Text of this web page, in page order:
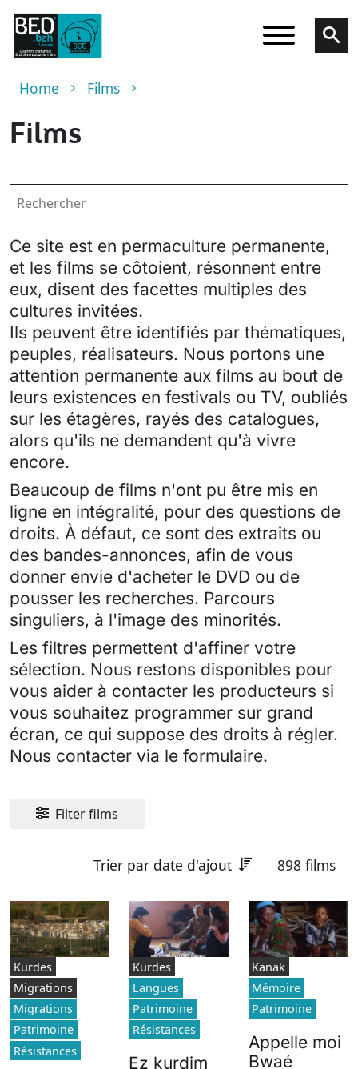
Skip to main content
Breadcrumb
Home Films
Films
Ce site est en permaculture permanente,
et les films se côtoient, résonnent entre
eux, disent des facettes multiples des
cultures invitées.
Ils peuvent être identifiés par thématiques,
peuples, réalisateurs. Nous portons une
attention permanente aux films au bout de
leurs existences en festivals ou TV, oubliés
sur les étagères, rayés des catalogues,
alors qu'ils ne demandent qu'à vivre
encore.
Beaucoup de films n'ont pu être mis en
ligne en intégralité, pour des questions de
droits. À défaut, ce sont des extraits ou
des bandes-annonces, afin de vous
donner envie d'acheter le DVD ou de
pousser les recherches. Parcours
singuliers, à l'image des minorités.
Les filtres permettent d'affiner votre
sélection. Nous restons disponibles pour
vous aider à contacter les producteurs si
vous souhaitez programmer sur grand
écran, ce qui suppose des droits à régler.
Nous contacter via le formulaire.
Filter films
Trier par date d'ajout 898 films
Kurdes
Migrations
Migrations
Patrimoine
Résistances
Kurdes
Langues
Patrimoine
Résistances
Ez kurdim
Kanak
Mémoire
Patrimoine
Appelle moi
Bwaé